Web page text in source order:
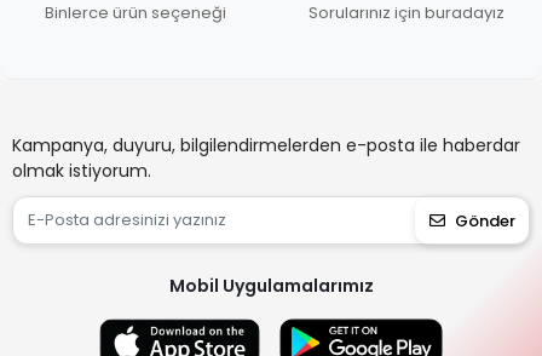
Binlerce ürün seçeneği Sorularınız için buradayız
Kampanya, duyuru, bilgilendirmelerden e-posta ile haberdar
olmak istiyorum.
Gönder
Mobil Uygulamalarımız